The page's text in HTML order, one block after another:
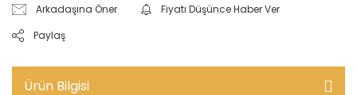
Arkadaşına Öner
Fiyatı Düşünce Haber Ver
Paylaş
Ürün Bilgisi